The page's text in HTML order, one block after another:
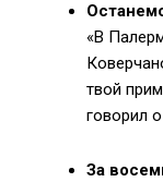
«В
твой
говорил
За